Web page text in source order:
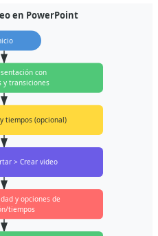
en PowerPoint
con
y transiciones
tiempos (opcional)
> Crear video
y opciones de
tiempos